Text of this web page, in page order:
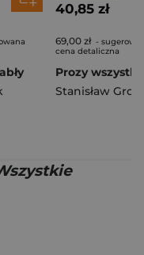
40,85 zł
69,00 zł -
cena detaliczna